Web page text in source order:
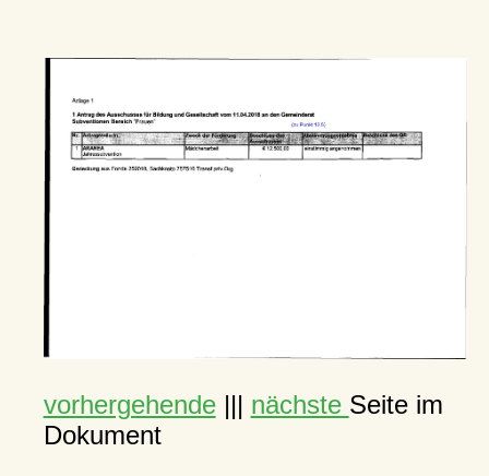
vorhergehende||| nächste Seite im
Dokument